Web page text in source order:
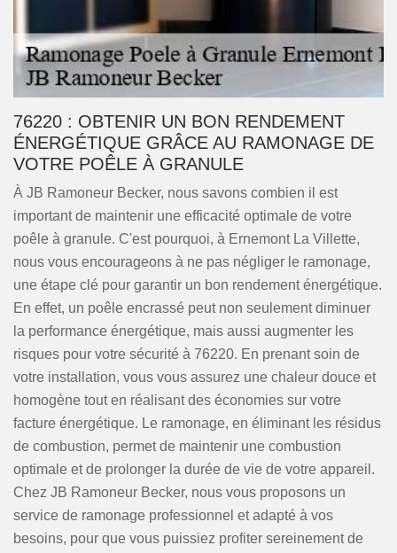
76220 : OBTENIR UN BON RENDEMENT
ÉNERGÉTIQUE GRÂCE AU RAMONAGE DE
VOTRE POÊLE À GRANULE
À JB Ramoneur Becker, nous savons combien il est
important de maintenir une efficacité optimale de votre
poêle à granule. C'est pourquoi, à Ernemont La Villette,
nous vous encourageons à ne pas négliger le ramonage,
une étape clé pour garantir un bon rendement énergétique.
En effet, un poêle encrassé peut non seulement diminuer
la performance énergétique, mais aussi augmenter les
risques pour votre sécurité à 76220. En prenant soin de
votre installation, vous vous assurez une chaleur douce et
homogène tout en réalisant des économies sur votre
facture énergétique. Le ramonage, en éliminant les résidus
de combustion, permet de maintenir une combustion
optimale et de prolonger la durée de vie de votre appareil.
Chez JB Ramoneur Becker, nous vous proposons un
service de ramonage professionnel et adapté à vos
besoins, pour que vous puissiez profiter sereinement de